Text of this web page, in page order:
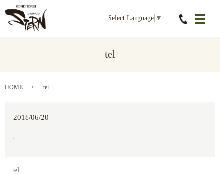
メニ
Select Language ▼
tel
HOME tel
2018/06/20
tel